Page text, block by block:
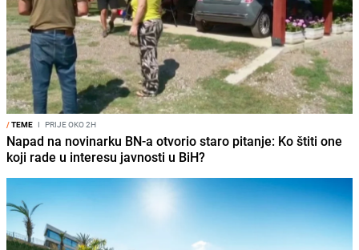
/TEME I PRIJE OKO 2H
Napad na novinarku BN-a otvorio staro pitanje: Ko štiti one
koji rade u interesu javnosti u BiH?